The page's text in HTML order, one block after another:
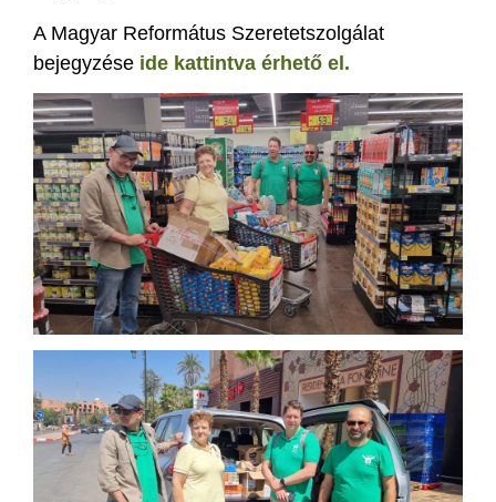
A Magyar Református Szeretetszolgálat
bejegyzése ide kattintva érhető el.